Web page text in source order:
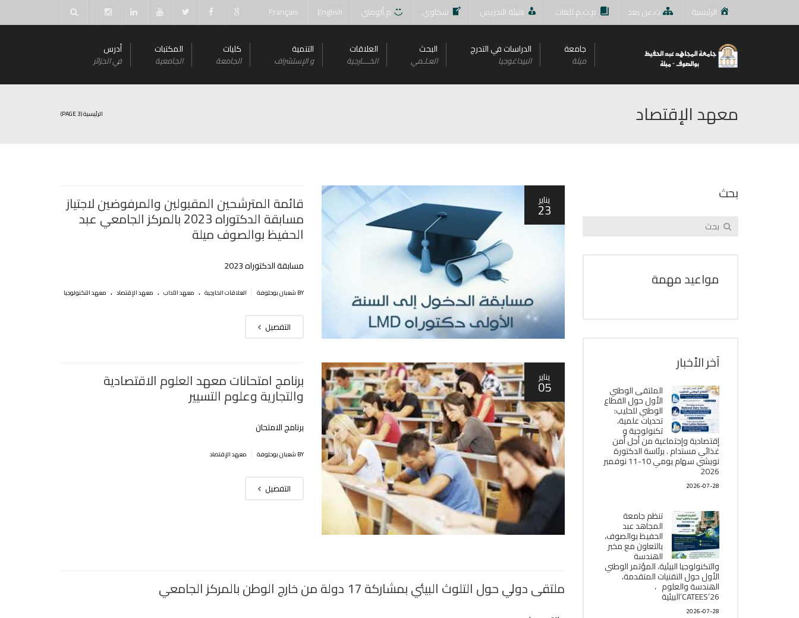
الرئيسية ت.عن بعد م.ت.م.للغات هيئة التدريس شكاوي م.ألومني English
Français
جامعة
ميلة
الدراسات في التدرج
البيداغوجيا
البحث
العـلـمي
العلاقات
الخــــارجية
التنمية
و اﻹستشراف
كليات
الجامعة
المكتبات
الجامعية
أدرس
في الجزائر
معهد الإقتصاد الرئيسية(PAGE 3)
يناير
23 قائمة المترشحين المقبولين والمرفوضين لاجتياز
مسابقة الدكتوراه 2023 بالمركز الجامعي عبد
الحفيظ بوالصوف ميلة
مسابقة الدكتوراه 2023
BY شعبان بوحلوفة العلاقات الخارجية . معهد الآداب . معهد الإقتصاد . معهد التكنولوجيا
التفصيل
يناير
05 برنامج امتحانات معهد العلوم الاقتصادية
والتجارية وعلوم التسيير‎‎
برنامج الامتحان
BY شعبان بوحلوفة معهد الإقتصاد
التفصيل
ملتقى دولي حول التلوث البيئي بمشاركة 17 دولة من خارج الوطن بالمركز الجامعي
بحث
مواعيد مهمة
آخر الأخبار
الملتقى الوطني
الأول حول القطاع
الوطني للحليب:
تحديات علمية،
تكنولوجية و
إقتصادية وإجتماعية من أجل أمن
غذائي مستدام . برئاسة الدكتورة
نويشي سهام يومي 10-11 نوفمبر
2026
2026-07-28
تنظم جامعة
المجاهد عبد
الحفيظ بوالصوف،
بالتعاون مع مخبر
الھندسة
والتكنولوجيا البیئیة، المؤتمر الوطني
الأول حول التقنيات المتقدمة،
الھندسة والعلوم ،
CATEES’26’البیئية
2026-07-28